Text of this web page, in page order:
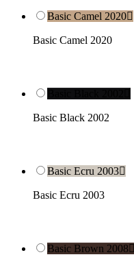
Basic Camel 2020
Basic Camel 2020
Basic Black 2002
Basic Ecru 2003
Basic Ecru 2003
Basic Brown 2008